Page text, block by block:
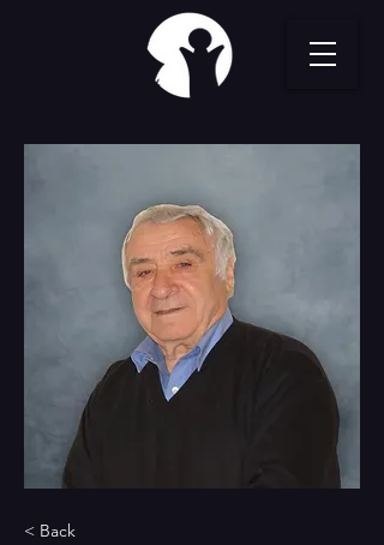
< Back